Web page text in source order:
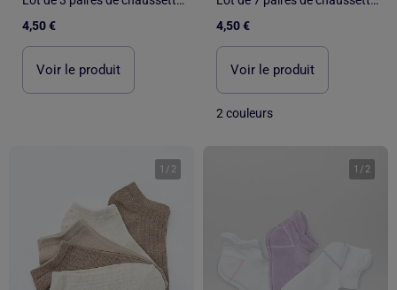
4,50 €
Voir le produit
4,50 €
Voir le produit
2 couleurs
1 / 2 1 / 2